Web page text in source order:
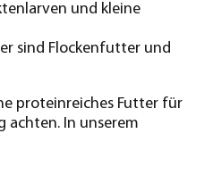
und kleine
sind Flockenfutter und
proteinreiches Futter für
achten. In unserem